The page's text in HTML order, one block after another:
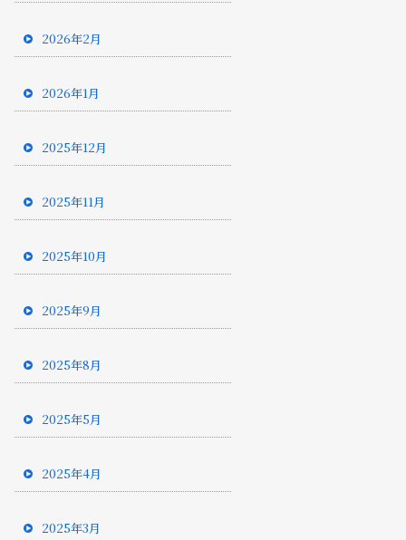
2026年2月
2026年1月
2025年12月
2025年11月
2025年10月
2025年9月
2025年8月
2025年5月
2025年4月
2025年3月